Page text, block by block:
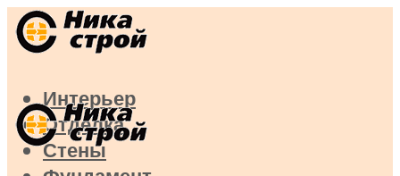
Интерьер
Отделка
Стены